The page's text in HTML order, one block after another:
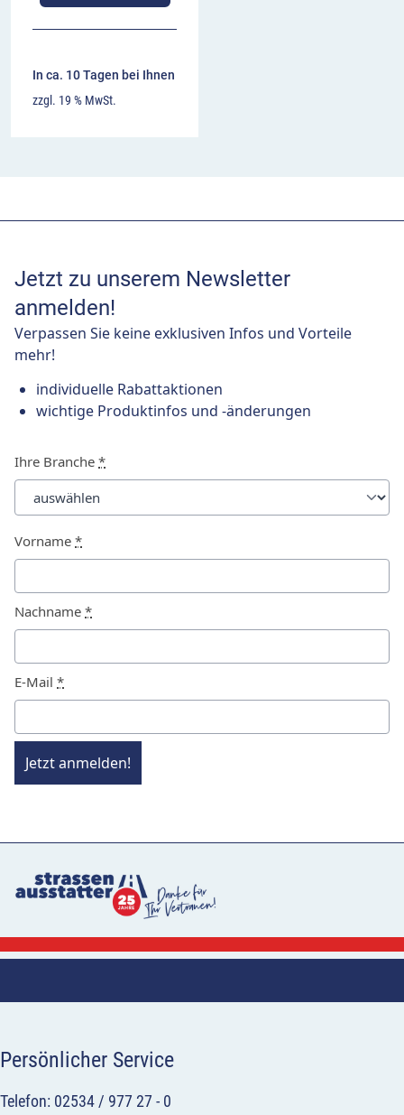
In ca. 10 Tagen bei Ihnen
zzgl. 19 % MwSt.
Jetzt zu unserem Newsletter
anmelden!
Verpassen Sie keine exklusiven Infos und Vorteile
mehr!
individuelle Rabattaktionen
wichtige Produktinfos und -änderungen
Ihre Branche *
Vorname *
Nachname *
E-Mail *
Jetzt anmelden!
Persönlicher Service
Telefon: 02534 / 977 27 - 0